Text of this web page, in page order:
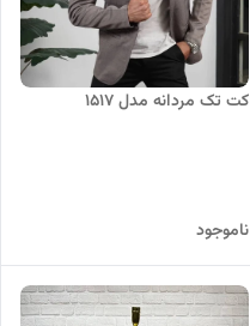
کت تک مردانه مدل 1517
ناموجود